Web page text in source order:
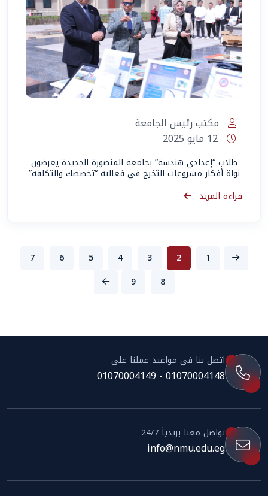
مكتب رئيس الجامعة
طلاب “إعدادي هندسة” بجامعة المنصورة الجديدة يعرضون
نواة أفكار مشروعات التخرج في فعالية “تخصصك والتكلفة”
قراءة المزيد
1
2
3
4
5
6
7
8
9
اتصل بنا في مواعيد عملنا على
01070004148 - 01070004149
تواصل معنا بريدياً 24/7
info@nmu.edu.eg